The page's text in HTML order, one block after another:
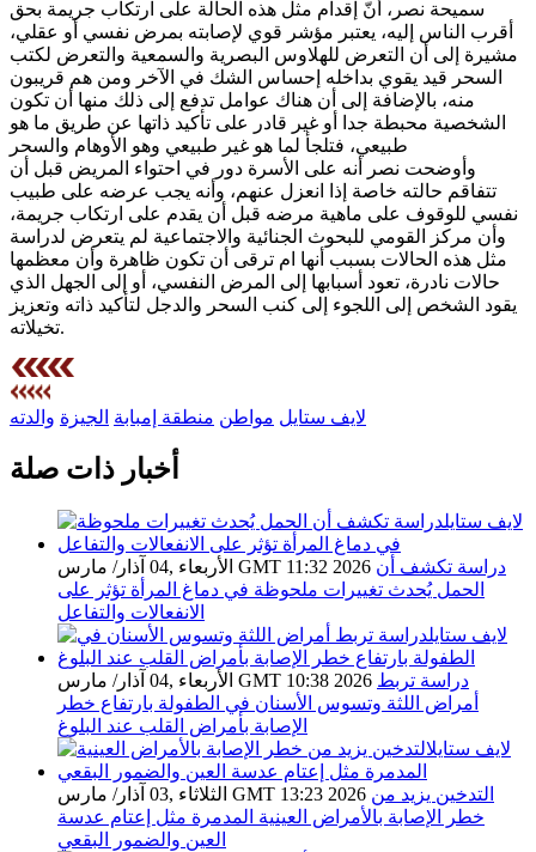
سميحة نصر، أنّ إقدام مثل هذه الحالة على ارتكاب جريمة بحق
أقرب الناس إليه، يعتبر مؤشر قوي لإصابته بمرض نفسي أو عقلي،
مشيرة إلى أن التعرض للهلاوس البصرية والسمعية والتعرض لكتب
السحر قيد يقوي بداخله إحساس الشك في الآخر ومن هم قريبون
منه، بالإضافة إلى أن هناك عوامل تدفع إلى ذلك منها أن تكون
الشخصية محبطة جدا أو غير قادر على تأكيد ذاتها عن طريق ما هو
طبيعي، فتلجأ لما هو غير طبيعي وهو الأوهام والسحر
وأوضحت نصر أنه على الأسرة دور في احتواء المريض قبل أن
تتفاقم حالته خاصة إذا انعزل عنهم، وأنه يجب عرضه على طبيب
نفسي للوقوف على ماهية مرضه قبل أن يقدم على ارتكاب جريمة،
وأن مركز القومي للبحوث الجنائية والاجتماعية لم يتعرض لدراسة
مثل هذه الحالات بسبب أنها ام ترقى أن تكون ظاهرة وأن معظمها
حالات نادرة، تعود أسبابها إلى المرض النفسي، أو إلى الجهل الذي
يقود الشخص إلى اللجوء إلى كنب السحر والدجل لتأكيد ذاته وتعزيز
تخيلاته.
لايف ستايل مواطن منطقة إمبابة الجيزة والدته
أخبار ذات صلة
الأربعاء ,04 آذار/ مارس GMT 11:32 2026 دراسة تكشف أن
الحمل يُحدث تغييرات ملحوظة في دماغ المرأة تؤثر على
الانفعالات والتفاعل
الأربعاء ,04 آذار/ مارس GMT 10:38 2026 دراسة تربط
أمراض اللثة وتسوس الأسنان في الطفولة بارتفاع خطر
الإصابة بأمراض القلب عند البلوغ
الثلاثاء ,03 آذار/ مارس GMT 13:23 2026 التدخين يزيد من
خطر الإصابة بالأمراض العينية المدمرة مثل إعتام عدسة
العين والضمور البقعي